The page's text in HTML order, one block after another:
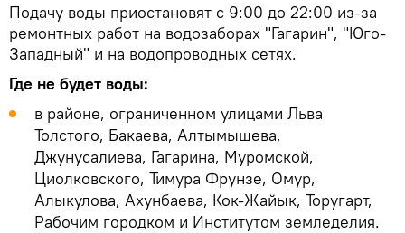
Подачу воды приостановят с 9:00 до 22:00 из-за
ремонтных работ на водозаборах "Гагарин", "Юго-
Западный" и на водопроводных сетях.
Где не будет воды:
в районе, ограниченном улицами Льва
Толстого, Бакаева, Алтымышева,
Джунусалиева, Гагарина, Муромской,
Циолковского, Тимура Фрунзе, Омур,
Алыкулова, Ахунбаева, Кок-Жайык, Торугарт,
Рабочим городком и Институтом земледелия.